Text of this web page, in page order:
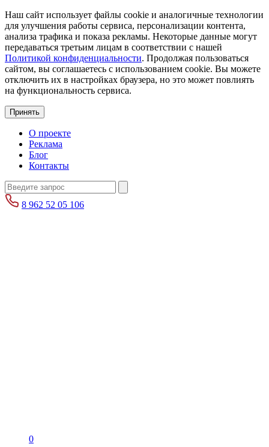
Наш сайт использует файлы cookie и аналогичные технологии
для улучшения работы сервиса, персонализации контента,
анализа трафика и показа рекламы. Некоторые данные могут
передаваться третьим лицам в соответствии с нашей
Политикой конфиденциальности. Продолжая пользоваться
сайтом, вы соглашаетесь с использованием cookie. Вы можете
отключить их в настройках браузера, но это может повлиять
на функциональность сервиса.
Принять
О проекте
Реклама
Блог
Контакты
8 962 52 05 106
0